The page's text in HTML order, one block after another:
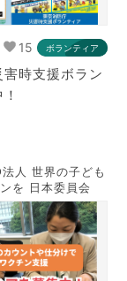
15 ボランティア
時支援ボラン
人 世界の子ども
を 日本委員会